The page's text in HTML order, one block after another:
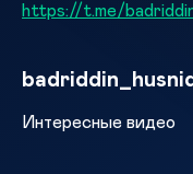
https://t.me/
Интересные видео